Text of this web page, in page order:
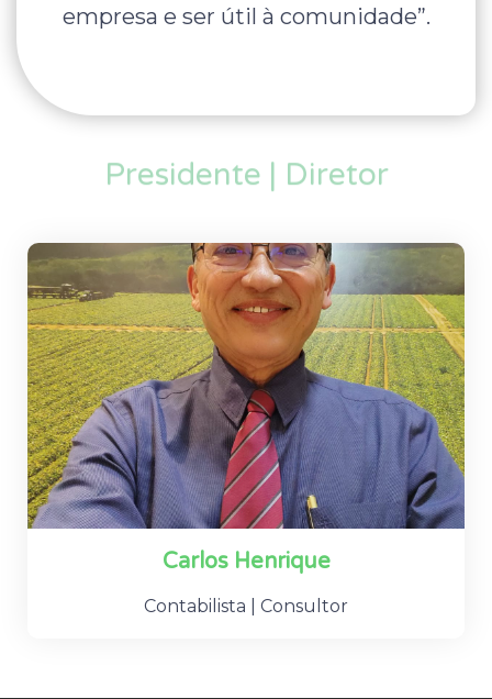
Presidente | Diretor
Carlos Henrique
Contabilista | Consultor
empresa e ser útil à comunidade”.